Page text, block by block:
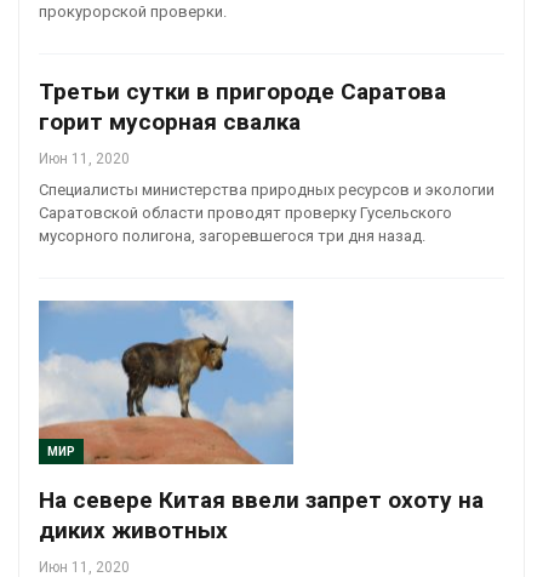
прокурорской проверки.
Третьи сутки в пригороде Саратова
горит мусорная свалка
Июн 11, 2020
Специалисты министерства природных ресурсов и экологии
Саратовской области проводят проверку Гусельского
мусорного полигона, загоревшегося три дня назад.
МИР
На севере Китая ввели запрет охоту на
диких животных
Июн 11, 2020